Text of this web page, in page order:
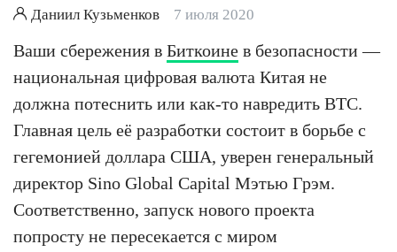
Даниил Кузьменков 7 июля 2020
Ваши сбережения в Биткоине в безопасности —
национальная цифровая валюта Китая не
должна потеснить или как-то навредить BTC.
Главная цель её разработки состоит в борьбе с
гегемонией доллара США, уверен генеральный
директор Sino Global Capital Мэтью Грэм.
Соответственно, запуск нового проекта
попросту не пересекается с миром